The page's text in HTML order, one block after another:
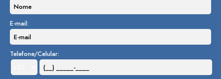
E-mail:
Telefone/Celular: